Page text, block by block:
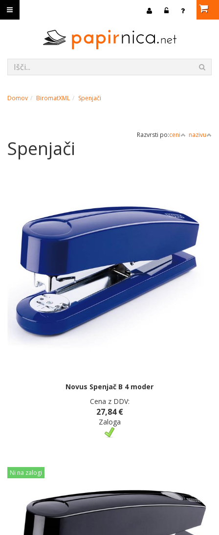
Domov BiromatXML Spenjači
Razvrsti po:ceni nazivu
Spenjači
Novus Spenjač B 4 moder
Cena z DDV:
27,84 €
Zaloga
Ni na zalogi